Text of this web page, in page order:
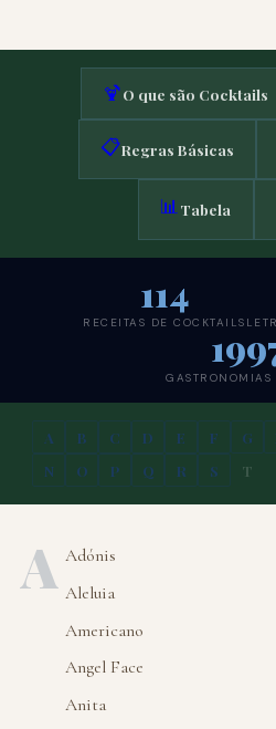
🍹O que são Cocktails
📋Regras Básicas
📊Tabela
114
RECEITAS DE COCKTAILS
A B C D E F G
N
O P Q R S T
A Adónis
Aleluia
Americano
Angel Face
Anita